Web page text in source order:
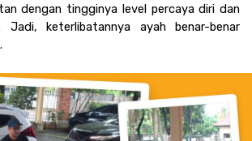
dengan tingginya level percaya diri dan
keterlibatannya ayah benar-benar